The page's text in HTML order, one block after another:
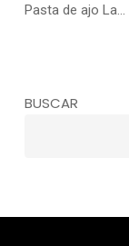
Pasta de ajo La…
BUSCAR